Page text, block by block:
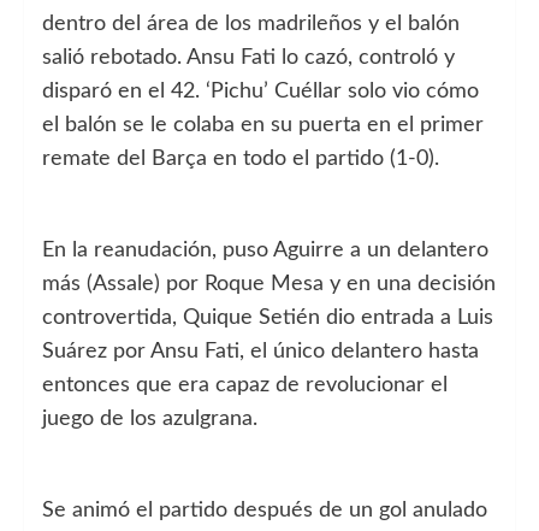
dentro del área de los madrileños y el balón
salió rebotado. Ansu Fati lo cazó, controló y
disparó en el 42. ‘Pichu’ Cuéllar solo vio cómo
el balón se le colaba en su puerta en el primer
remate del Barça en todo el partido (1-0).
En la reanudación, puso Aguirre a un delantero
más (Assale) por Roque Mesa y en una decisión
controvertida, Quique Setién dio entrada a Luis
Suárez por Ansu Fati, el único delantero hasta
entonces que era capaz de revolucionar el
juego de los azulgrana.
Se animó el partido después de un gol anulado